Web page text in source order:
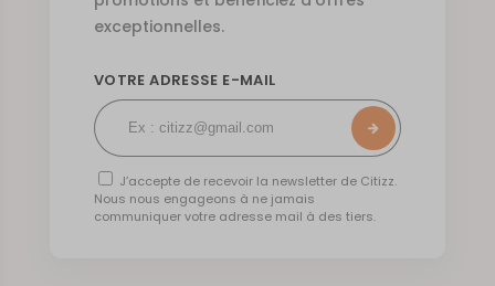
exceptionnelles.
VOTRE ADRESSE E-MAIL
J’accepte de recevoir la newsletter de Citizz.
Nous nous engageons à ne jamais
communiquer votre adresse mail à des tiers.